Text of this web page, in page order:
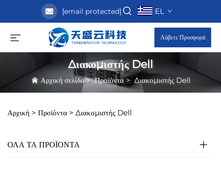
[email protected] EL
Λάβετε Προσφορά
Διακομιστής Dell
Αρχική σελίδα>Προϊόντα> Διακομιστής Dell
Αρχική > Προϊόντα > Διακομιστής Dell
ΟΛΑ ΤΑ ΠΡΟΪΟΝΤΑ